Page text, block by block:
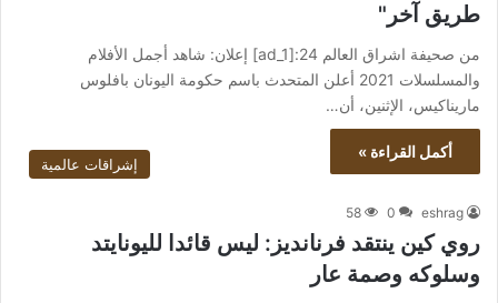
طريق آخر"
من صحيفة اشراق العالم 24:[ad_1] إعلان: شاهد أجمل الأفلام
والمسلسلات 2021 أعلن المتحدث باسم حكومة اليونان بافلوس
ماريناكيس، الإثنين، أن…
أكمل القراءة »
إشراقات عالمية
eshrag
0
58
روي كين ينتقد فرنانديز: ليس قائدا لليونايتد
وسلوكه وصمة عار